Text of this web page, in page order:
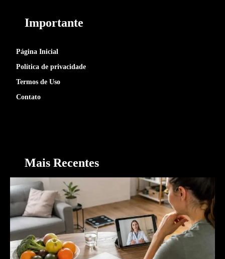
Importante
Página Inicial
Política de privacidade
Termos de Uso
Contato
Mais Recentes